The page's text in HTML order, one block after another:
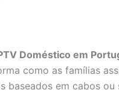
Doméstico em
como as famílias
baseados em cabos